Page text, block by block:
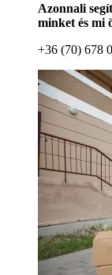
Azonnali
minket és mi
+36 (70) 678